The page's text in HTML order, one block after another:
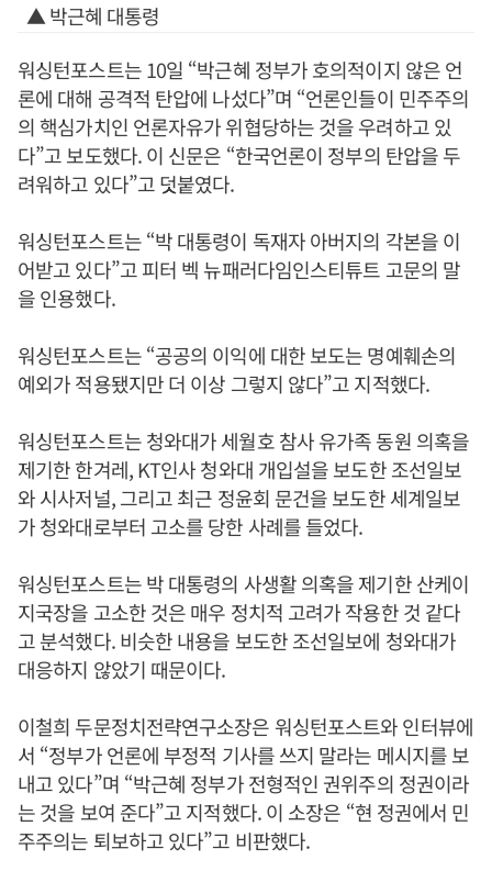
▲ 박근혜 대통령
워싱턴포스트는 10일 “박근혜 정부가 호의적이지 않은 언
론에 대해 공격적 탄압에 나섰다”며 “언론인들이 민주주의
의 핵심가치인 언론자유가 위협당하는 것을 우려하고 있
다”고 보도했다. 이 신문은 “한국언론이 정부의 탄압을 두
려워하고 있다”고 덧붙였다.
워싱턴포스트는 “박 대통령이 독재자 아버지의 각본을 이
어받고 있다”고 피터 벡 뉴패러다임인스티튜트 고문의 말
을 인용했다.
워싱턴포스트는 “공공의 이익에 대한 보도는 명예훼손의
예외가 적용됐지만 더 이상 그렇지 않다”고 지적했다.
워싱턴포스트는 청와대가 세월호 참사 유가족 동원 의혹을
제기한 한겨레, KT인사 청와대 개입설을 보도한 조선일보
와 시사저널, 그리고 최근 정윤회 문건을 보도한 세계일보
가 청와대로부터 고소를 당한 사례를 들었다.
워싱턴포스트는 박 대통령의 사생활 의혹을 제기한 산케이
지국장을 고소한 것은 매우 정치적 고려가 작용한 것 같다
고 분석했다. 비슷한 내용을 보도한 조선일보에 청와대가
대응하지 않았기 때문이다.
이철희 두문정치전략연구소장은 워싱턴포스트와 인터뷰에
서 “정부가 언론에 부정적 기사를 쓰지 말라는 메시지를 보
내고 있다”며 “박근혜 정부가 전형적인 권위주의 정권이라
는 것을 보여 준다”고 지적했다. 이 소장은 “현 정권에서 민
주주의는 퇴보하고 있다”고 비판했다.